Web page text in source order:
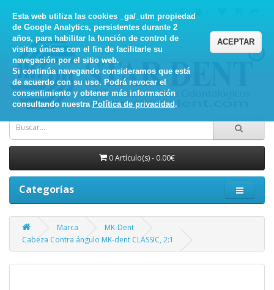
Esta web utiliza las cookies _ga/_utm propiedad
de Google Analytics, persistentes durante 2
años, para habilitar la función de control de
visitas únicas con el fin de facilitarle su
navegación por el sitio web.
Si continúa navegando consideramos que está
de acuerdo con su uso. Podrá revocar el
consentimiento y obtener más información
consultando nuestra Política de privacidad.
ACEPTAR
0 Artículo(s) - 0.00€
Categorías
Marca
MK-Dent
Cabeza Contra ángulo MK-dent CLASSIC, 2:1